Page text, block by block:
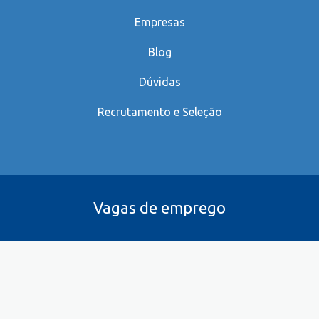
Empresas
Blog
Dúvidas
Recrutamento e Seleção
Vagas de emprego